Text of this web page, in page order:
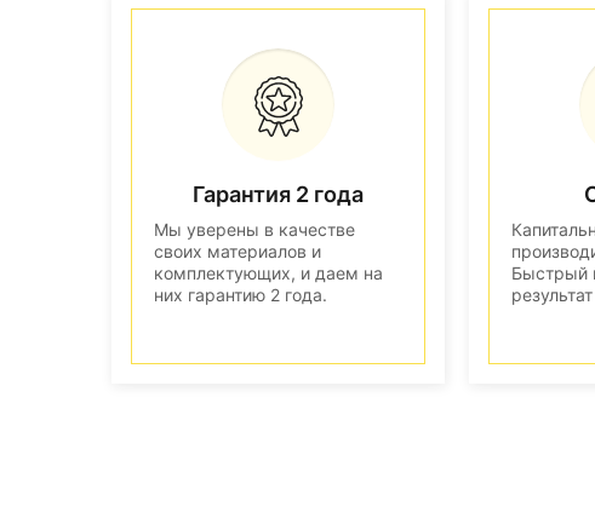
Гарантия 2 года
Мы уверены в качестве
своих материалов и
комплектующих, и даем на
них гарантию 2 года.
Быстрый